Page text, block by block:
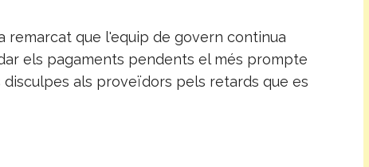
remarcat que l'equip de govern continua
els pagaments pendents el més prompte
als proveïdors pels retards que es